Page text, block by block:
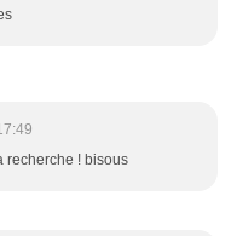
recherche ! bisous